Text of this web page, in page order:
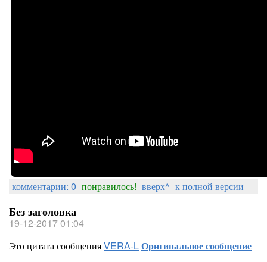
комментарии: 0 понравилось! вверх^ к полной версии
Без заголовка
19-12-2017 01:04
Это цитата сообщенияVERA-LОригинальное сообщение